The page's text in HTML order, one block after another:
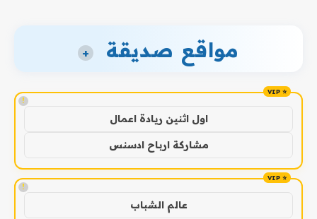
مواقع صديقة +
!
اول اثنين ريادة اعمال
مشاركة ارباح ادسنس
!
عالم الشباب